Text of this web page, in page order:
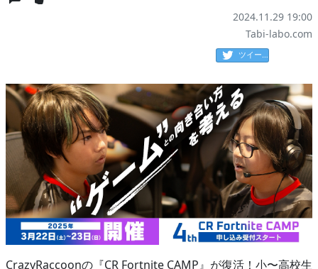
2024.11.29 19:00
Tabi-labo.com
ツイート
CrazyRaccoonの『CR Fortnite CAMP』が復活！小〜高校生